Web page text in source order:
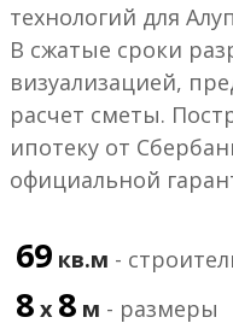
технологий для
В сжатые сроки
визуализацией,
расчет сметы.
ипотеку от
официальной
69 кв.м -
8 х 8 м - размеры